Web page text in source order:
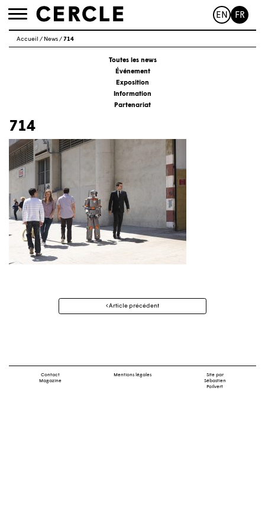
Toggle
EN FR
Accueil / News/714
Toutes les news
Événement
Exposition
Information
Partenariat
714
Navigation
Article précédent
Contact
Magazine
Mentions légales
Site par
Sébastien
Poilvert